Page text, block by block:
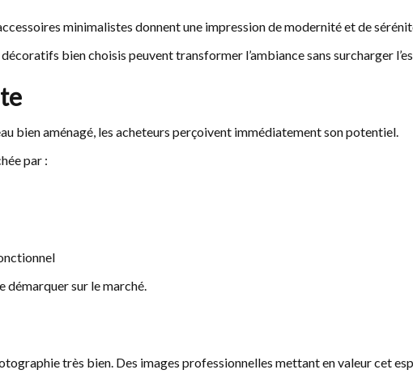
minimalistes donnent une impression de modernité et de
bien choisis peuvent transformer l’ambiance sans surcharger
bien aménagé, les acheteurs perçoivent immédiatement son potentiel.
par :
sur le marché.
très bien. Des images professionnelles mettant en valeur cet